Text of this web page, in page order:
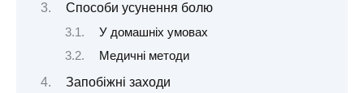
Способи усунення болю
У домашніх умовах
Медичні методи
Запобіжні заходи